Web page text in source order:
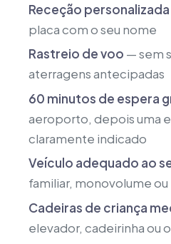
Receção personalizada
placa com o seu nome
Rastreio de voo — sem
aterragens antecipadas
60 minutos de espera
aeroporto, depois uma
claramente indicado
Veículo adequado ao
familiar, monovolume
Cadeiras de criança
elevador, cadeirinha ou